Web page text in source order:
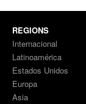
REGIONS
Internacional
Latinoamérica
Estados Unidos
Europa
Asia